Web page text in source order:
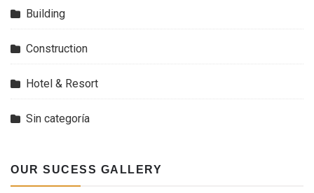
Building
Construction
Hotel & Resort
Sin categoría
OUR SUCESS GALLERY